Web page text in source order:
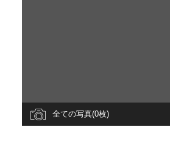
全ての写真(0枚)